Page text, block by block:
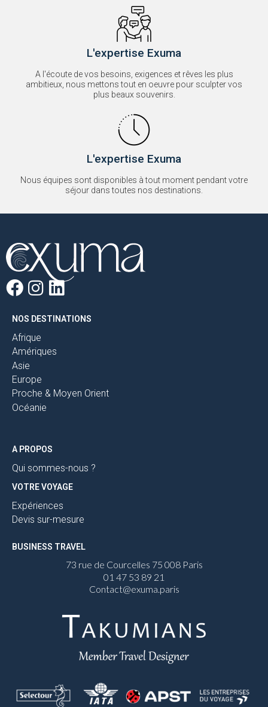
L'expertise Exuma
A l'écoute de vos besoins, exigences et rêves les plus
ambitieux, nous mettons tout en oeuvre pour sculpter vos
plus beaux souvenirs.
L'expertise Exuma
Nous équipes sont disponibles à tout moment pendant votre
séjour dans toutes nos destinations.
NOS DESTINATIONS
Afrique
Amériques
Asie
Europe
Proche & Moyen Orient
Océanie
A PROPOS
Qui sommes-nous ?
VOTRE VOYAGE
Expériences
Devis sur-mesure
BUSINESS TRAVEL
73 rue de Courcelles 75 008 Paris
01 47 53 89 21
Contact@exuma.paris